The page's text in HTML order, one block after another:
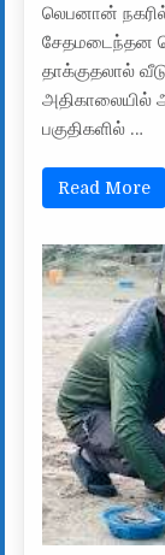
லெபனான்
சேதமடைந்தன
தாக்குதலால்
அதிகாலையில்
பகுதிகளில் …
Read More